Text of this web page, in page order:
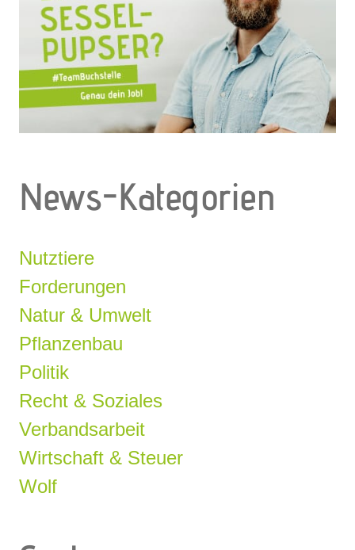
News-Kategorien
Nutztiere
Forderungen
Natur & Umwelt
Pflanzenbau
Politik
Recht & Soziales
Verbandsarbeit
Wirtschaft & Steuer
Wolf